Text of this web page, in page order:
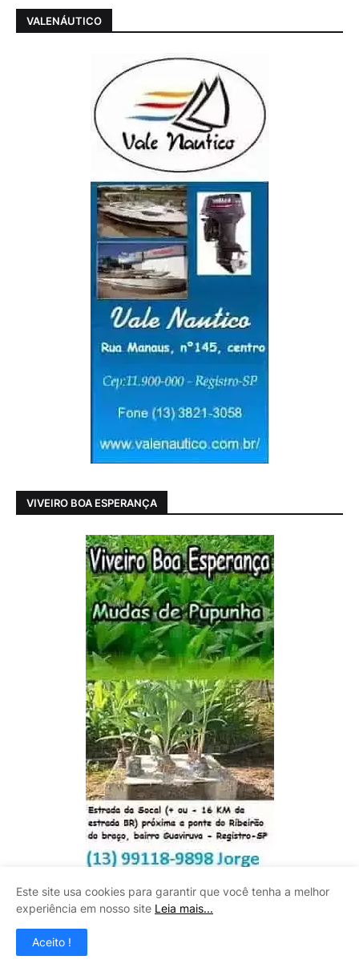
VALENÁUTICO
VIVEIRO BOA ESPERANÇA
Este site usa cookies para garantir que você tenha a melhor
experiência em nosso site Leia mais...
Aceito !